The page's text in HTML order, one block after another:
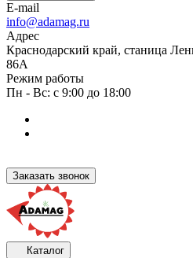
E-mail
info@adamag.ru
Адрес
Краснодарский край, станица
86А
Режим работы
Пн - Вс: с 9:00 до 18:00
Заказать звонок
Каталог